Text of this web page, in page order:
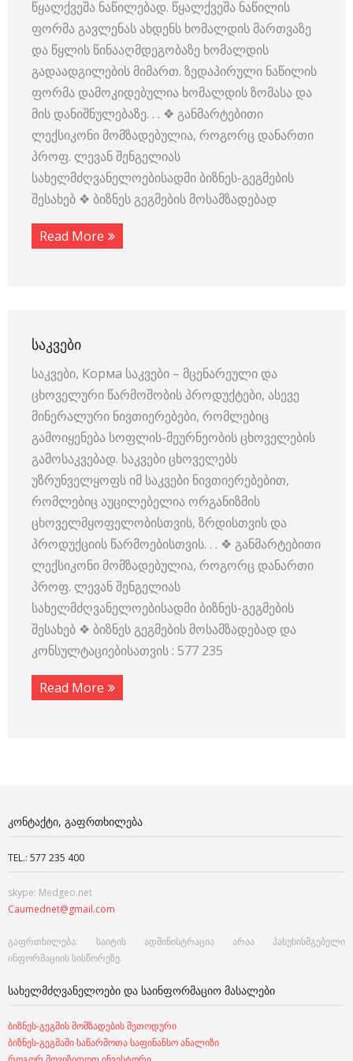
წყალქვეშა ნაწილებად. წყალქვეშა ნაწილის
ფორმა გავლენას ახდენს ხომალდის მართვაზე
და წყლის წინააღმდეგობაზე ხომალდის
გადაადგილების მიმართ. ზედაპირული ნაწილის
ფორმა დამოკიდებულია ხომალდის ზომასა და
მის დანიშნულებაზე. . . ❖ განმარტებითი
ლექსიკონი მომზადებულია, როგორც დანართი
პროფ. ლევან შენგელიას
სახელმძღვანელოებისადმი ბიზნეს-გეგმების
შესახებ ❖ ბიზნეს გეგმების მოსამზადებად
Read More
ᲡᲐᲙᲕᲔᲑᲘ
საკვები, Корма საკვები – მცენარეული და
ცხოველური წარმოშობის პროდუქტები, ასევე
მინერალური ნივთიერებები, რომლებიც
გამოიყენება სოფლის-მეურნეობის ცხოველების
გამოსაკვებად. საკვები ცხოველებს
უზრუნველყოფს იმ საკვები ნივთიერებებით,
რომლებიც აუცილებელია ორგანიზმის
ცხოველმყოფელობისთვის, ზრდისთვის და
პროდუქციის წარმოებისთვის. . . ❖ განმარტებითი
ლექსიკონი მომზადებულია, როგორც დანართი
პროფ. ლევან შენგელიას
სახელმძღვანელოებისადმი ბიზნეს-გეგმების
შესახებ ❖ ბიზნეს გეგმების მოსამზადებად და
კონსულტაციებისათვის : 577 235
Read More
ᲙᲝᲜᲢᲐᲥᲢᲘ, ᲒᲐᲤᲠᲗᲮᲘᲚᲔᲑᲐ
TEL.: 577 235 400
skype: Medgeo.net
Caumednet@gmail.com
გაფრთხილება: საიტის ადმინისტრაცია არაა პასუხისმგებელი
ინფორმაციის სისწორეზე.
ᲡᲐᲮᲔᲚᲛᲫᲦᲕᲐᲜᲔᲚᲝᲔᲑᲘ ᲓᲐ ᲡᲐᲘᲜᲤᲝᲠᲛᲐᲪᲘᲝ ᲛᲐᲡᲐᲚᲔᲑᲘ
ბიზნეს-გეგმის მომზადების მეთოდური
ბიზნეს-გეგმაში საწარმოთა საფინანსო ანალიზი